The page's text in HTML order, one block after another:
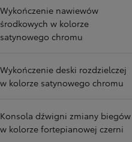
Wykończenie nawiewów
środkowych w kolorze
satynowego chromu
Wykończenie deski rozdzielczej
w kolorze satynowego chromu
Konsola dźwigni zmiany biegów
w kolorze fortepianowej czerni